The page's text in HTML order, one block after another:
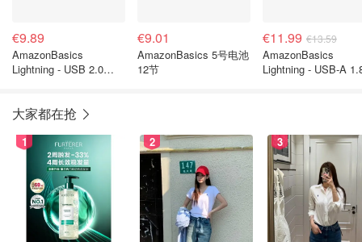
€9.89
AmazonBasics
Lightning - USB 2.0
€9.01
AmazonBasics 5号电池
12节
€11.99 €13.59
AmazonBasics
Lightning - USB-A
大家都在抢
1 2 3